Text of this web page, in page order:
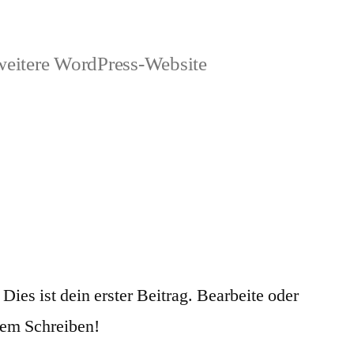
WordPress-Website
ist dein erster Beitrag. Bearbeite oder
Schreiben!